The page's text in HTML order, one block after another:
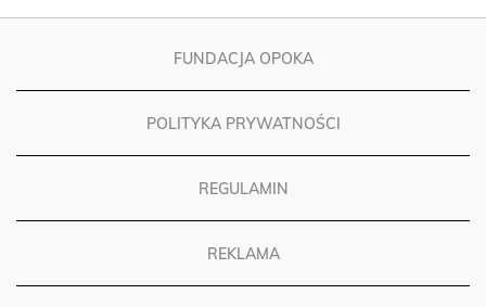
FUNDACJA OPOKA
POLITYKA PRYWATNOŚCI
REGULAMIN
REKLAMA